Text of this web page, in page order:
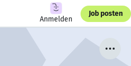
Anmelden
Job posten